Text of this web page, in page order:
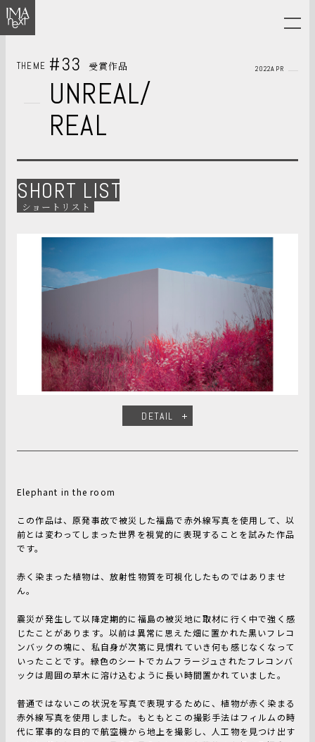
THEME #33 受賞作品 2022APR
UNREAL/
REAL
SHORT LIST
ショートリスト
DETAIL
Elephant in the room
この作品は、原発事故で被災した福島で赤外線写真を使用して、以
前とは変わってしまった世界を視覚的に表現することを試みた作品
です。
赤く染まった植物は、放射性物質を可視化したものではありませ
ん。
震災が発生して以降定期的に福島の被災地に取材に行く中で強く感
じたことがあります。以前は異常に思えた畑に置かれた黒いフレコ
ンバックの塊に、私自身が次第に見慣れていき何も感じなくなって
いったことです。緑色のシートでカムフラージュされたフレコンバ
ックは周囲の草木に溶け込むように長い時間置かれていました。
普通ではないこの状況を写真で表現するために、植物が赤く染まる
赤外線写真を使用しました。もともとこの撮影手法はフィルムの時
代に軍事的な目的で航空機から地上を撮影し、人工物を見つけ出す